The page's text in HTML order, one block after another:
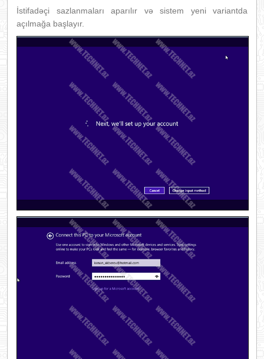
İstifadəçi sazlanmaları aparılır və sistem yeni variantda
açılmağa başlayır.